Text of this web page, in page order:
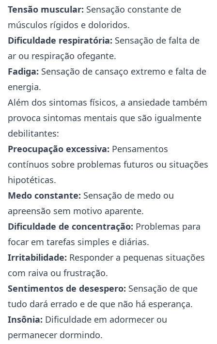
Tensão muscular: Sensação constante de
músculos rígidos e doloridos.
Dificuldade respiratória: Sensação de falta de
ar ou respiração ofegante.
Fadiga: Sensação de cansaço extremo e falta de
energia.
Além dos sintomas físicos, a ansiedade também
provoca sintomas mentais que são igualmente
debilitantes:
Preocupação excessiva: Pensamentos
contínuos sobre problemas futuros ou situações
hipotéticas.
Medo constante: Sensação de medo ou
apreensão sem motivo aparente.
Dificuldade de concentração: Problemas para
focar em tarefas simples e diárias.
Irritabilidade: Responder a pequenas situações
com raiva ou frustração.
Sentimentos de desespero: Sensação de que
tudo dará errado e de que não há esperança.
Insônia: Dificuldade em adormecer ou
permanecer dormindo.